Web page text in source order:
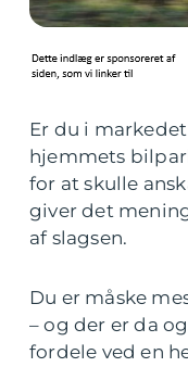
Er du i
hjemmets
for at skulle
giver det
af slagsen.
Du er måske
– og der er da
fordele ved en